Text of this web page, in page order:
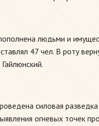
людьми и
47 чел. В роту
силовая
огневых точек